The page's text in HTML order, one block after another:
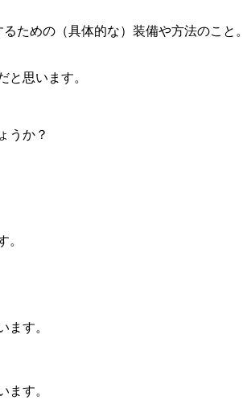
ための（具体的な）装備や方法のこと。
と思います。
うか？
。
ます。
ます。